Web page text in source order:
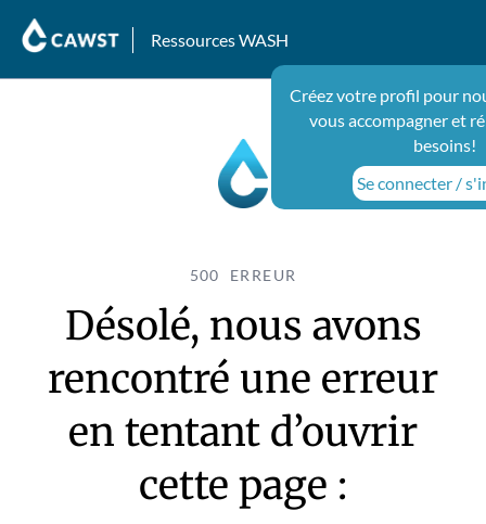
Ressources WASH
Créez votre profil pour
vous accompagner et
besoins!
Se connecter /
500 ERREUR
Désolé, nous avons
rencontré une erreur
en tentant d’ouvrir
cette page :